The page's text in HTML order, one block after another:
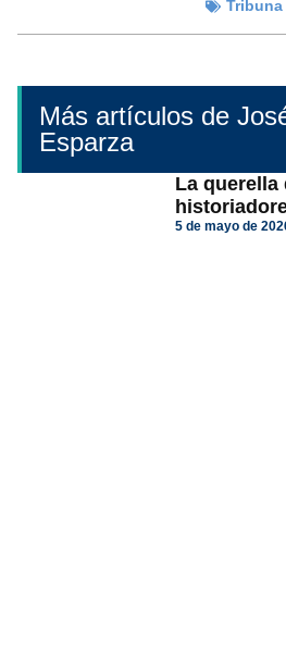
Tribuna
Más artículos de
Esparza
La querella
5 de mayo de